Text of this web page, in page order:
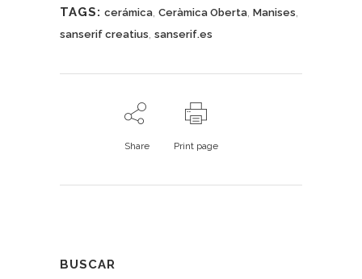
TAGS: cerámica Ceràmica Oberta Manises
sanserif creatius sanserif.es
Share Print page
BUSCAR